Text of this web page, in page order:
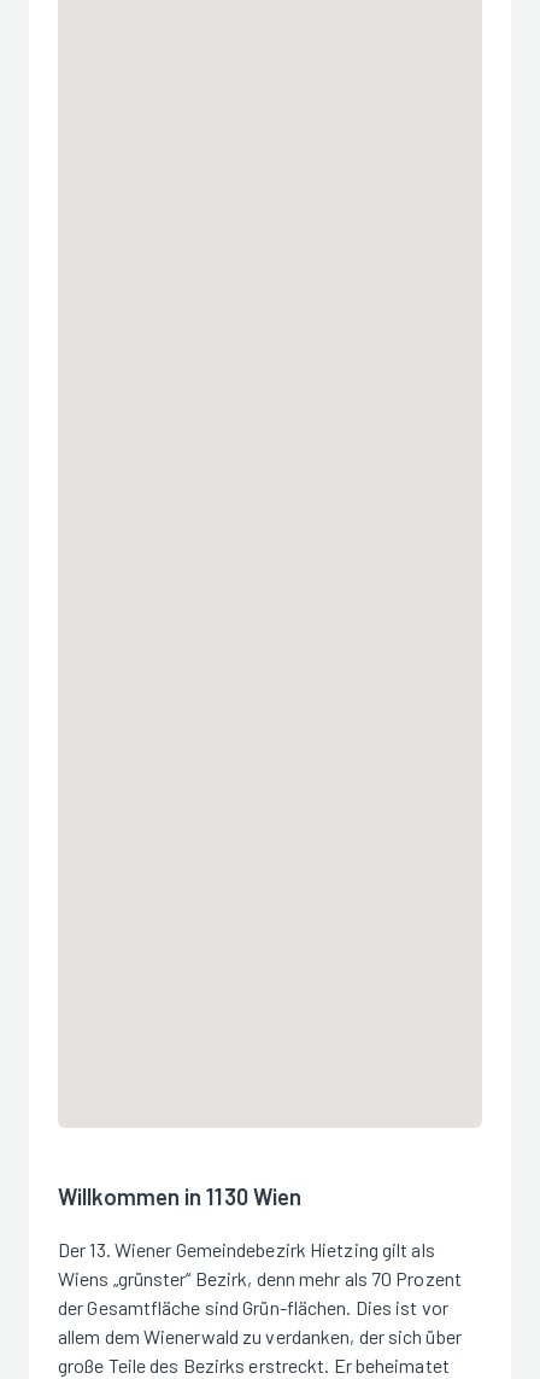
Willkommen in 1130 Wien
Der 13. Wiener Gemeindebezirk Hietzing gilt als
Wiens „grünster“ Bezirk, denn mehr als 70 Prozent
der Gesamtfläche sind Grün-flächen. Dies ist vor
allem dem Wienerwald zu verdanken, der sich über
große Teile des Bezirks erstreckt. Er beheimatet